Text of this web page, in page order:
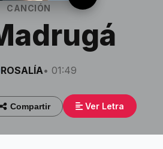
CANCIÓN
ROSALÍA• 01:49
Compartir Ver Letra